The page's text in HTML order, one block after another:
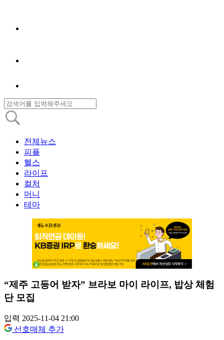
전체뉴스
피플
헬스
라이프
컬처
머니
테마
“제주 고등어 받자” 브라보 마이 라이프, 밥상 체험
단 모집
입력 2025-11-04 21:00
선호매체 추가